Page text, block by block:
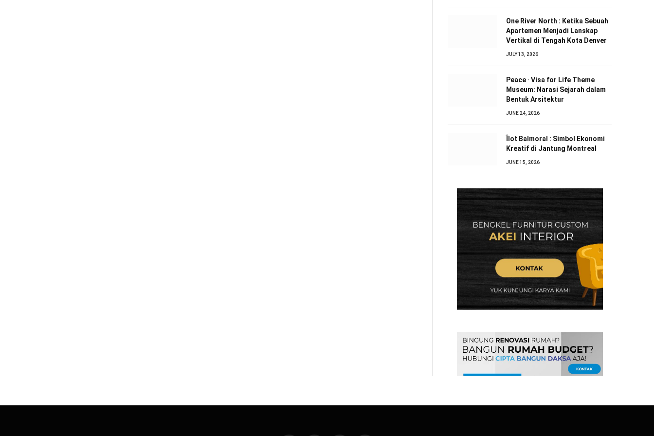
One River North : Ketika Sebuah
Apartemen Menjadi Lanskap
Vertikal di Tengah Kota Denver
JULY 13, 2026
Peace · Visa for Life Theme
Museum: Narasi Sejarah dalam
Bentuk Arsitektur
JUNE 24, 2026
Îlot Balmoral : Simbol Ekonomi
Kreatif di Jantung Montreal
JUNE 15, 2026